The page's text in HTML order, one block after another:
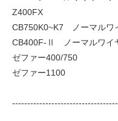
Z400FX
CB750K0~K7 ノーマルワ
CB400F-Ⅱ ノーマルワイ
ゼファー400/750
ゼファー1100